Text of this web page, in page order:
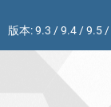
版本:9.3 /9.4/9.5/